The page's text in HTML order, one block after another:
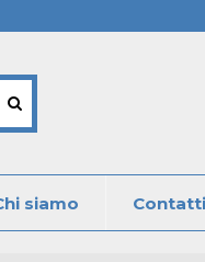
siamo Contatti